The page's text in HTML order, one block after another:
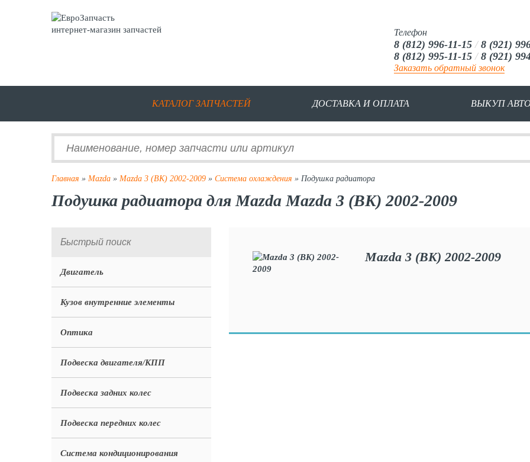
интернет-магазин запчастей Телефон
8 (812) 996-11-15 / 8 (921)
8 (812) 995-11-15 / 8 (921)
Заказать обратный звонок
КАТАЛОГ ЗАПЧАСТЕЙ ДОСТАВКА И ОПЛАТА ВЫКУП
Главная » Mazda » Mazda 3 (BK) 2002-2009 » Система охлаждения » Подушка радиатора
Подушка радиатора для Mazda Mazda 3 (BK) 2002-2009
Двигатель
Кузов внутренние элементы
Оптика
Подвеска двигателя/КПП
Подвеска задних колес
Подвеска передних колес
Система кондиционирования
Mazda 3 (BK) 2002-2009